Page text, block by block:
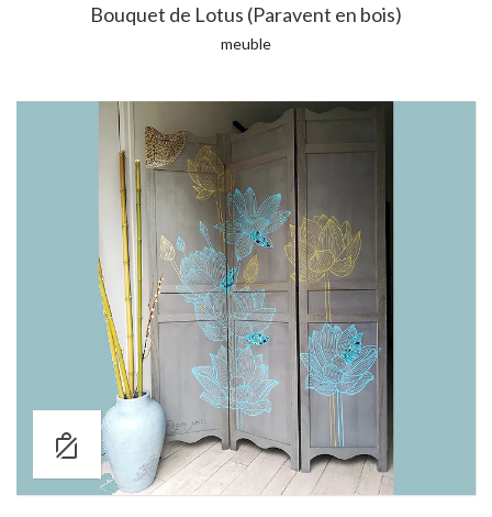
Bouquet de Lotus (Paravent en bois)
meuble